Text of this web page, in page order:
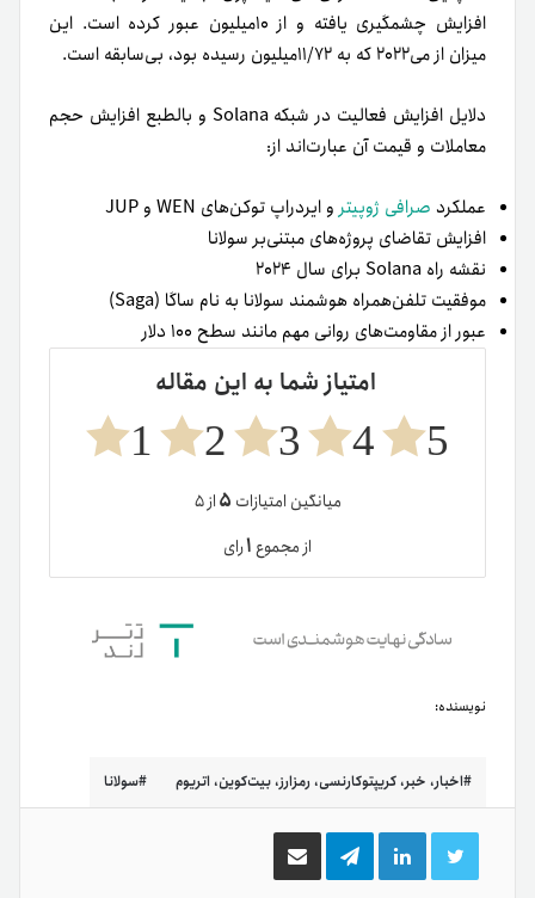
افزایش چشمگیری یافته و از ۱۰میلیون عبور کرده است. این
میزان از می۲۰۲۲ که به ۱۱/۷۲میلیون رسیده بود، بی‌سابقه است.
دلایل افزایش فعالیت در شبکه Solana و بالطبع افزایش حجم
معاملات و قیمت آن عبارت‌اند از:
عملکرد صرافی ژوپیتر و ایردراپ توکن‌های WEN و JUP
افزایش‌ تقاضای پروژه‌های مبتنی‌بر سولانا
نقشه راه Solana برای سال ۲۰۲۴
موفقیت تلفن‌همراه هوشمند سولانا به نام ساگا (Saga)
عبور از مقاومت‌های روانی مهم مانند سطح ۱۰۰ دلار
امتیاز شما به این مقاله
5
4
3
2
1
میانگین امتیازات ۵از ۵
از مجموع۱رای
نویسنده:
اخبار، خبر، کریپتوکارنسی، رمزارز، بیت‌کوین، اتریوم سولانا
توییتر لینکدینتلگرام اشتراک
گذاری